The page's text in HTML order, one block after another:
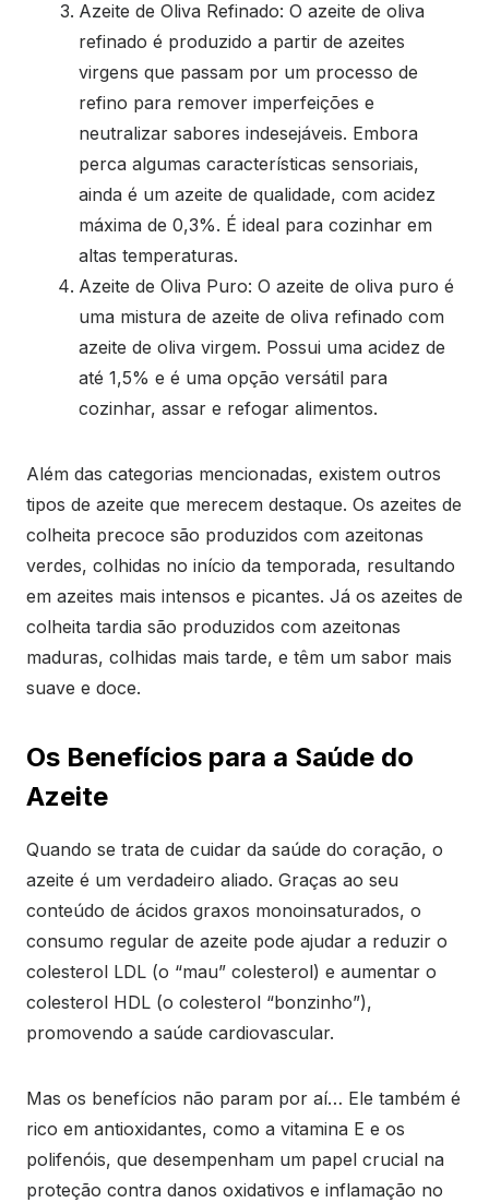
Azeite de Oliva Refinado: O azeite de oliva
refinado é produzido a partir de azeites
virgens que passam por um processo de
refino para remover imperfeições e
neutralizar sabores indesejáveis. Embora
perca algumas características sensoriais,
ainda é um azeite de qualidade, com acidez
máxima de 0,3%. É ideal para cozinhar em
altas temperaturas.
Azeite de Oliva Puro: O azeite de oliva puro é
uma mistura de azeite de oliva refinado com
azeite de oliva virgem. Possui uma acidez de
até 1,5% e é uma opção versátil para
cozinhar, assar e refogar alimentos.
Além das categorias mencionadas, existem outros
tipos de azeite que merecem destaque. Os azeites de
colheita precoce são produzidos com azeitonas
verdes, colhidas no início da temporada, resultando
em azeites mais intensos e picantes. Já os azeites de
colheita tardia são produzidos com azeitonas
maduras, colhidas mais tarde, e têm um sabor mais
suave e doce.
Os Benefícios para a Saúde do
Azeite
Quando se trata de cuidar da saúde do coração, o
azeite é um verdadeiro aliado. Graças ao seu
conteúdo de ácidos graxos monoinsaturados, o
consumo regular de azeite pode ajudar a reduzir o
colesterol LDL (o “mau” colesterol) e aumentar o
colesterol HDL (o colesterol “bonzinho”),
promovendo a saúde cardiovascular.
Mas os benefícios não param por aí… Ele também é
rico em antioxidantes, como a vitamina E e os
polifenóis, que desempenham um papel crucial na
proteção contra danos oxidativos e inflamação no